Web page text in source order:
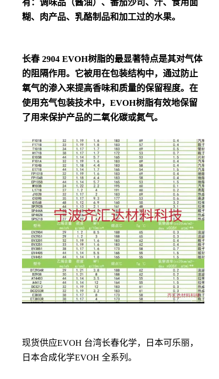
有：调味品（酱油）、番茄沙司、汁、食用面
糊、肉产品、乳酪制品和加工过的水果。
长春 2904 EVOH树脂的最显著特点是其对气体
的阻隔作用。它被用在包装结构中，通过防止
氧气的渗入来提高香味和质量的保留程度。在
使用充气包装技术中，EVOH树脂有效地保留
了用来保护产品的二氧化碳或氮气。
现货供应EVOH 台湾长春化学，日本可乐丽，
日本合成化学EVOH 全系列。